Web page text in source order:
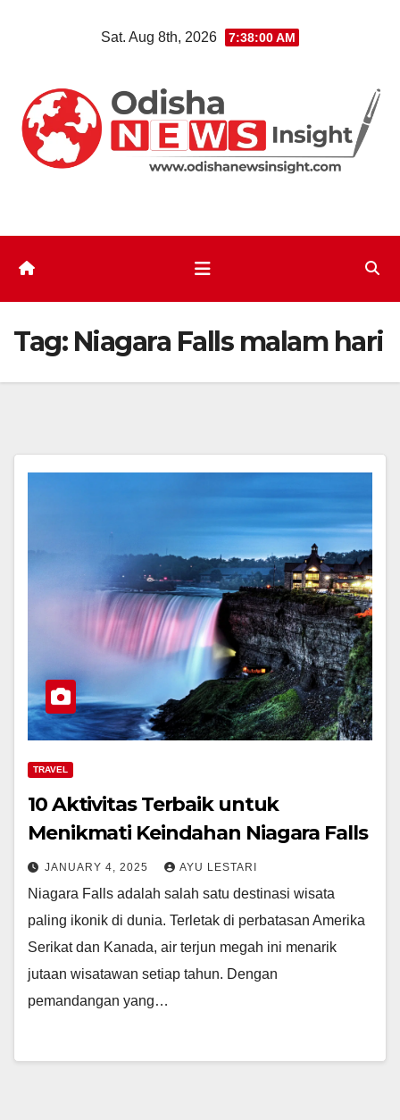
Sat. Aug 8th, 2026 7:38:00 AM
Tag: Niagara Falls malam hari
TRAVEL
10 Aktivitas Terbaik untuk
Menikmati Keindahan Niagara Falls
JANUARY 4, 2025 AYU LESTARI
Niagara Falls adalah salah satu destinasi wisata
paling ikonik di dunia. Terletak di perbatasan Amerika
Serikat dan Kanada, air terjun megah ini menarik
jutaan wisatawan setiap tahun. Dengan
pemandangan yang…